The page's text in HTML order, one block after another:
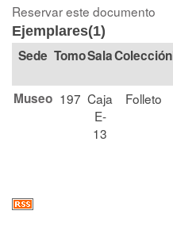
Reservar este documento
Ejemplares(1)
TomoSalaColección
Museo 197 Caja
E-
13
Folleto